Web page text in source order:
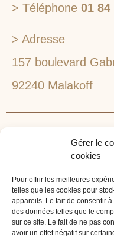
Gérer le
cookies
Pour offrir les meilleures
telles que les cookies pour
appareils. Le fait de consentir
des données telles que le
sur ce site. Le fait de ne pas
avoir un effet négatif sur
> Téléphone 01 84
> Adresse
157 boulevard
92240 Malakoff
1lieu1salle est
événements
gratuitement pour
château, domaine,
l'environnement que